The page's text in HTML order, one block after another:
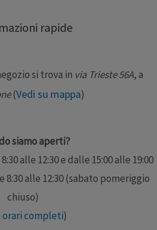
rapide
si trova in via Trieste 56A, a
(Vedi su mappa)
siamo aperti?
alle 12:30 e dalle 15:00 alle 19:00
alle 12:30 (sabato pomeriggio
chiuso)
orari completi)